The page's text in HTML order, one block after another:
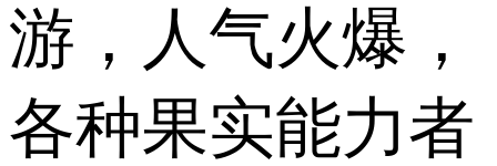
游，人气火爆，
各种果实能力者